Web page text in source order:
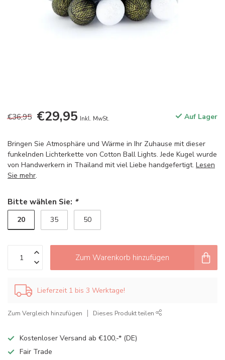
€36,95 €29,95 Inkl. MwSt. Auf Lager
Bringen Sie Atmosphäre und Wärme in Ihr Zuhause mit dieser
funkelnden Lichterkette von Cotton Ball Lights. Jede Kugel wurde
von Handwerkern in Thailand mit viel Liebe handgefertigt. Lesen
Sie mehr.
Bitte wählen Sie: *
20 35 50
Zum Warenkorb hinzufügen
Lieferzeit 1 bis 3 Werktage!
Zum Vergleich hinzufügen Dieses Produkt teilen
Kostenloser Versand ab €100,-* (DE)
Fair Trade